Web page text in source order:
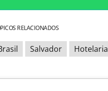
RELACIONADOS
Salvador Hotelaria